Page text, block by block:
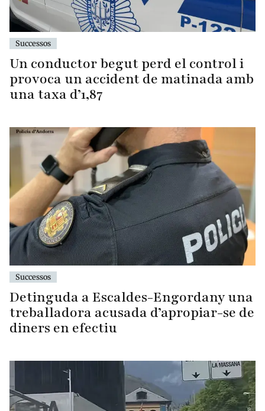
Successos
Un conductor begut perd el control i
provoca un accident de matinada amb
una taxa d’1,87
Successos
Detinguda a Escaldes-Engordany una
treballadora acusada d’apropiar-se de
diners en efectiu